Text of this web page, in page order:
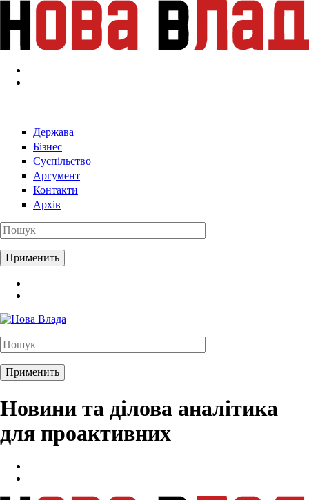
Перейти к основному содержанию
Держава
Бізнес
Суспільство
Аргумент
Контакти
Архів
Новини та ділова аналітика
для проактивних